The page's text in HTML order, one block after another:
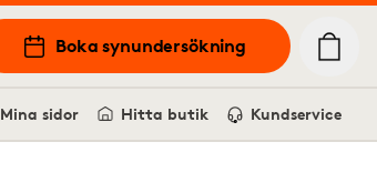
Boka synundersökning
Mina sidor Hitta butik Kundservice